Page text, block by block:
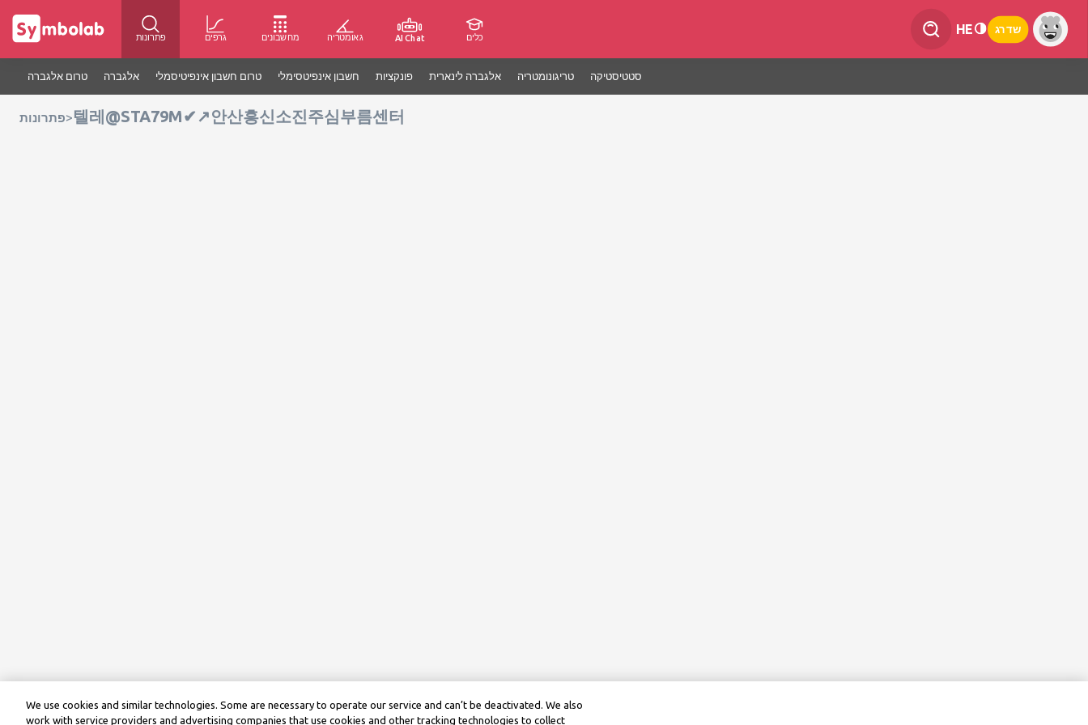
פתרונות גרפים מחשבונים גאומטריה AI Chat כלים
HE שדרג
טרום אלגברה אלגברה טרום חשבון אינפיטיסמלי חשבון אינפיטסימלי פונקציות אלגברה לינארית טריגונומטריה סטטיסטיקה
פתרונות>텔레@STA79M✔↗안산흥신소진주심부름센터
We use cookies and similar technologies. Some are necessary to operate our service and can’t be deactivated. We also
work with service providers and advertising companies that use cookies and other tracking technologies to collect